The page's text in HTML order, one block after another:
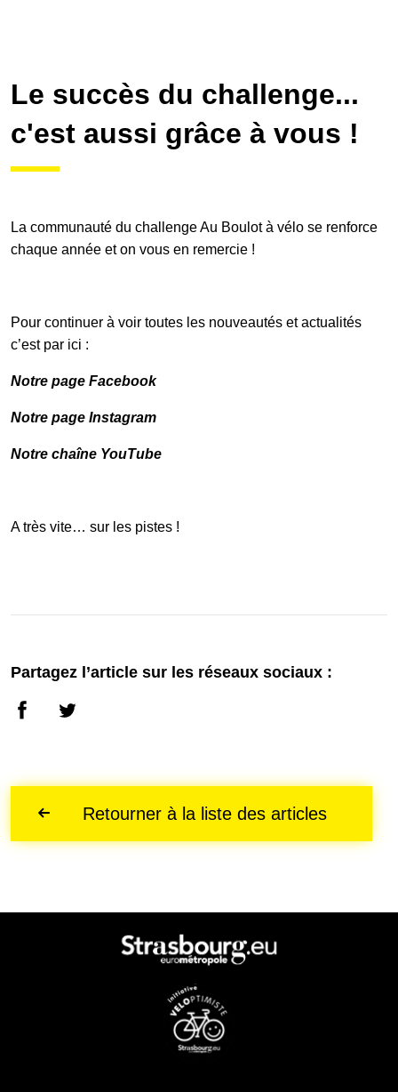
Le succès du challenge...
c'est aussi grâce à vous !
La communauté du challenge Au Boulot à vélo se renforce
chaque année et on vous en remercie !
Pour continuer à voir toutes les nouveautés et actualités
c’est par ici :
Notre page Facebook
Notre page Instagram
Notre chaîne YouTube
A très vite… sur les pistes !
Partagez l’article sur les réseaux sociaux :
Retourner à la liste des articles